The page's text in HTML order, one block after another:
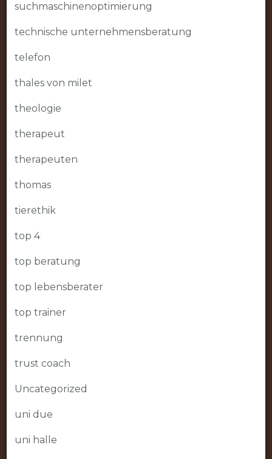
suchmaschinenoptimierung
technische unternehmensberatung
telefon
thales von milet
theologie
therapeut
therapeuten
thomas
tierethik
top 4
top beratung
top lebensberater
top trainer
trennung
trust coach
Uncategorized
uni due
uni halle